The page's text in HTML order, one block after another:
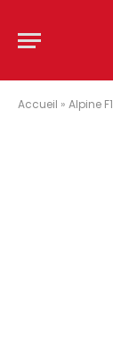
Accueil » Alpine F1